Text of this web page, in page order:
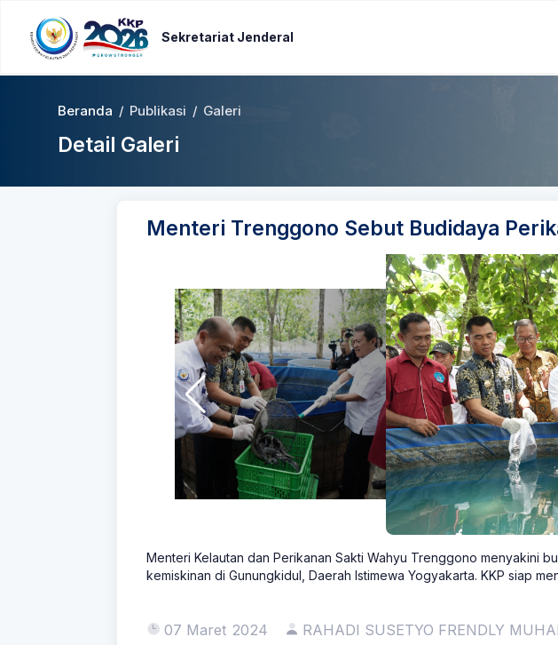
Sekretariat Jenderal
Beranda / Publikasi / Galeri
Detail Galeri
Menteri Trenggono Sebut Budidaya
Menteri Kelautan dan Perikanan Sakti Wahyu Trenggono menyakini
kemiskinan di Gunungkidul, Daerah Istimewa Yogyakarta. KKP siap
07 Maret 2024 RAHADI SUSETYO FRENDLY